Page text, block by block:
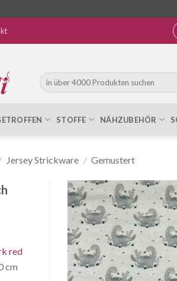
Suche
nach:
STOFFE NÄHZUBEHÖR
Jersey Strickware / Gemustert
red
cm